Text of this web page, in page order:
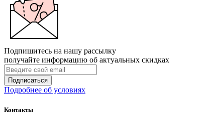
Подпишитесь на нашу рассылку
получайте информацию об актуальных скидках
Подписаться
Подробнее об условиях
Контакты